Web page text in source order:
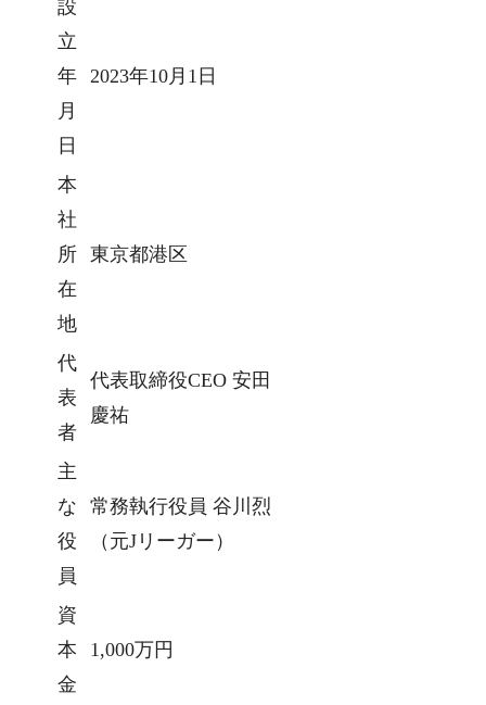
設
立
年
月
日
2023年10月1日
本
社
所
在
地
東京都港区
代
表
者
代表取締役CEO 安田
慶祐
主
な
役
員
常務執行役員 谷川烈
（元Jリーガー）
資
本
金
1,000万円